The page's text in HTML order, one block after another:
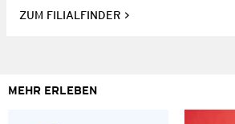
ZUM FILIALFINDER
MEHR ERLEBEN